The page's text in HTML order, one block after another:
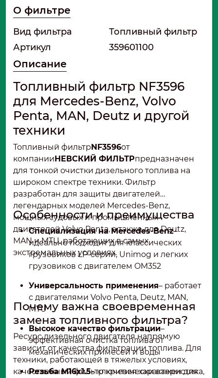
О фильтре
Вид фильтра
Топливный фильтр
Артикул
359601100
Описание
Топливный фильтр NF3596
для Mercedes-Benz, Volvo
Penta, MAN, Deutz и другой
техники
Топливный фильтрNF3596от
компании НЕВСКИЙ ФИЛЬТРпредназначен
для тонкой очистки дизельного топлива на
широком спектре техники. Фильтр
разработан для защиты двигателей
легендарных моделей Mercedes-Benz,
мощных судовых и промышленных
двигателей Volvo Penta, а также для Deutz,
MAN и MTU, работающих в самых
экстремальных условиях.
Особенности и преимущества
Специализация на Mercedes-Benz–
идеально подходит для классических
грузовиков LP-серии, Unimog и легких
грузовиков с двигателем OM352
Универсальность применения– работает
с двигателями Volvo Penta, Deutz, MAN,
MTU
Высокое качество фильтрации–
эффективная очистка топлива от
механических примесей и воды
Резьба M16x1.5– ключевая характеристика,
Почему важна своевременная
замена топливного фильтра?
Ресурс дизельного двигателя напрямую
зависит от качества фильтрации топлива. Для
техники, работающей в тяжелых условиях,
качественный фильтр критически важен для